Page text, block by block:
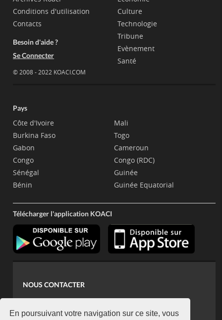
En poursuivant votre navigation sur ce site, vous
Conditions d'utilisation
Contacts
Besoin d'aide ?
Se Connecter
© 2008 - 2022 KOACI.COM
Culture
Technologie
Tribune
Evènement
Santé
Pays
Côte d'Ivoire
Burkina Faso
Gabon
Congo
Sénégal
Bénin
Mali
Togo
Cameroun
Congo (RDC)
Guinée
Guinée Equatorial
Télécharger l'application KOACI
NOUS CONTACTER
koaci@yahoo.fr